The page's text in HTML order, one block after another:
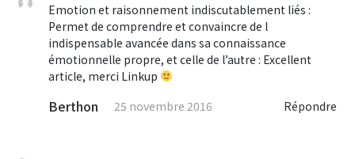
Emotion et raisonnement indiscutablement liés :
Permet de comprendre et convaincre de l
indispensable avancée dans sa connaissance
émotionnelle propre, et celle de l’autre : Excellent
article, merci Linkup
Berthon 25 novembre 2016 Répondre